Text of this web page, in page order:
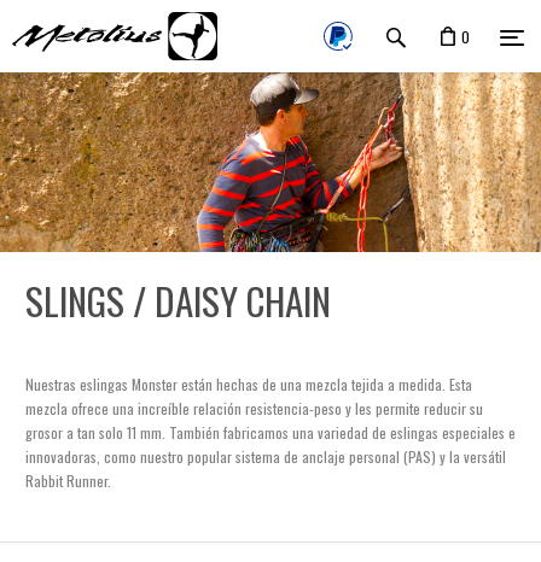
0
SLINGS / DAISY CHAIN
Nuestras eslingas Monster están hechas de una mezcla tejida a medida. Esta
mezcla ofrece una increíble relación resistencia-peso y les permite reducir su
grosor a tan solo 11 mm. También fabricamos una variedad de eslingas especiales e
innovadoras, como nuestro popular sistema de anclaje personal (PAS) y la versátil
Rabbit Runner.